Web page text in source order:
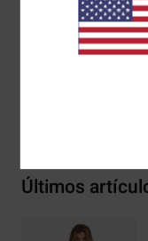
Placa metálica
Composición
Envíos y
Últimos